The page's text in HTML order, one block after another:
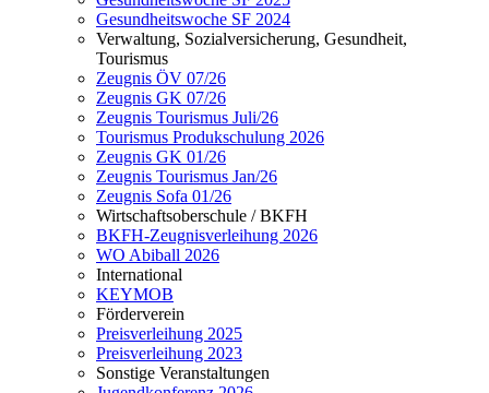
Gesundheitswoche SF 2024
Verwaltung, Sozialversicherung, Gesundheit,
Tourismus
Zeugnis ÖV 07/26
Zeugnis GK 07/26
Zeugnis Tourismus Juli/26
Tourismus Produkschulung 2026
Zeugnis GK 01/26
Zeugnis Tourismus Jan/26
Zeugnis Sofa 01/26
Wirtschaftsoberschule / BKFH
BKFH-Zeugnisverleihung 2026
WO Abiball 2026
International
KEYMOB
Förderverein
Preisverleihung 2025
Preisverleihung 2023
Sonstige Veranstaltungen